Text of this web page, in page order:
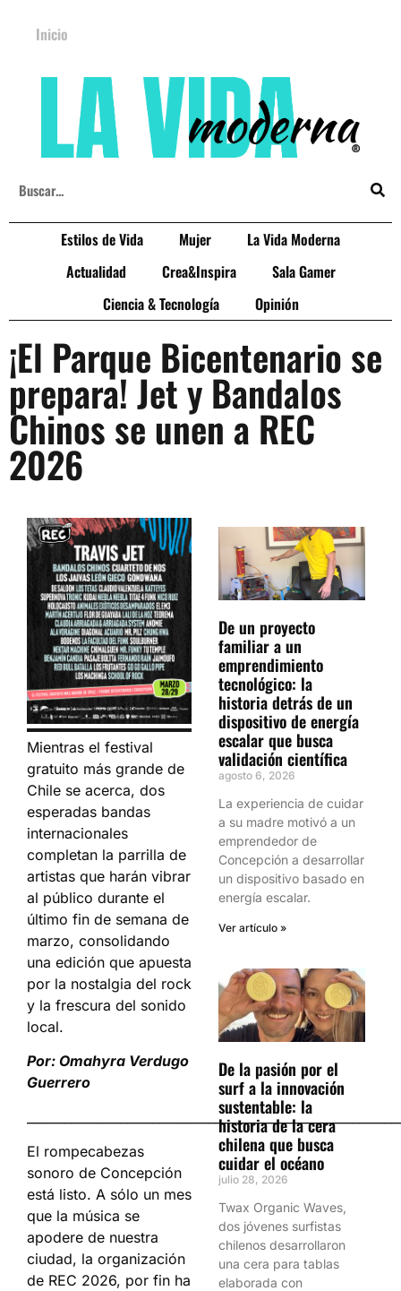
Inicio
Estilos de Vida Mujer
La Vida Moderna
Actualidad
Crea&Inspira
Sala Gamer
Ciencia & Tecnología
Opinión
¡El Parque Bicentenario se
prepara! Jet y Bandalos
Chinos se unen a REC
2026
Mientras el festival
gratuito más grande de
Chile se acerca, dos
esperadas bandas
internacionales
completan la parrilla de
artistas que harán vibrar
al público durante el
último fin de semana de
marzo, consolidando
una edición que apuesta
por la nostalgia del rock
y la frescura del sonido
local.
Por: Omahyra Verdugo
Guerrero
El rompecabezas
sonoro de Concepción
está listo. A sólo un mes
que la música se
apodere de nuestra
ciudad, la organización
de REC 2026, por fin ha
De un proyecto
familiar a un
emprendimiento
tecnológico: la
historia detrás de un
dispositivo de energía
escalar que busca
validación científica
agosto 6, 2026
La experiencia de cuidar
a su madre motivó a un
emprendedor de
Concepción a desarrollar
un dispositivo basado en
energía escalar.
Ver artículo »
De la pasión por el
surf a la innovación
sustentable: la
historia de la cera
chilena que busca
cuidar el océano
julio 28, 2026
Twax Organic Waves,
dos jóvenes surfistas
chilenos desarrollaron
una cera para tablas
elaborada con